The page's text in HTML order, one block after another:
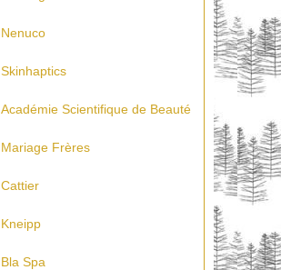
Nenuco
Skinhaptics
Académie Scientifique de Beauté
Mariage Frères
Cattier
Kneipp
Bla Spa